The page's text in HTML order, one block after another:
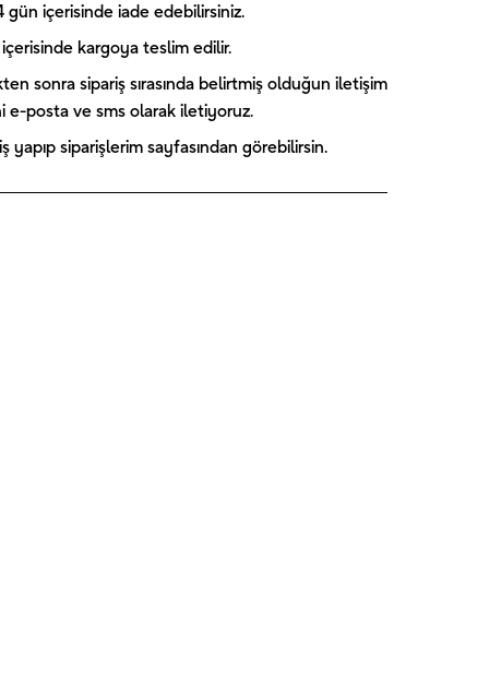
Captain
Paw Patrol
Blooming
gün içerisinde iade edebilirsiniz.
kargoya teslim edilir.
sonra sipariş sırasında belirtmiş olduğun iletişim
e-posta ve sms olarak iletiyoruz.
yapıp siparişlerim sayfasından görebilirsin.